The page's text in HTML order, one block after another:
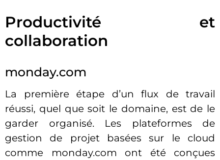
Productivité et
collaboration
monday.com
La première étape d’un flux de travail
réussi, quel que soit le domaine, est de le
garder organisé. Les plateformes de
gestion de projet basées sur le cloud
comme monday.com ont été conçues